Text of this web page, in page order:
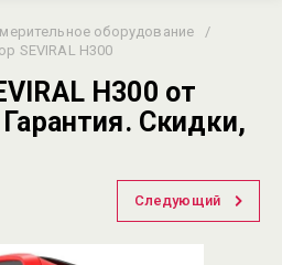
оборудование
/
SEVIRAL H300
H300 от
Скидки,
Следующий